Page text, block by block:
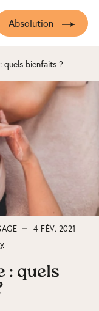
Absolution
quels bienfaits ?
4 FÉV. 2021
: quels